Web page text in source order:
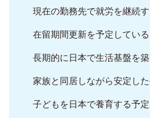
現在の勤務先で就労を継続
在留期間更新を予定している
長期的に日本で生活基盤を
家族と同居しながら安定し
子どもを日本で養育する予定